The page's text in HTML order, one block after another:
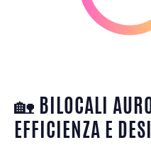
🏡 BILOCALI
EFFICIENZA E